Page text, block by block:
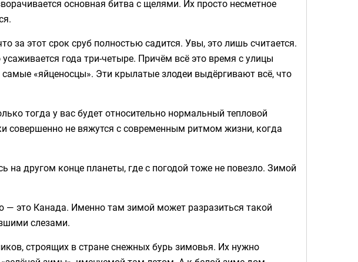
основная битва с щелями. Их просто несметное
за этот срок сруб полностью садится. Увы, это лишь считается.
года три-четыре. Причём всё это время с улицы
«яйценосцы». Эти крылатые злодеи выдёргивают всё, что
тогда у вас будет относительно нормальный тепловой
совершенно не вяжутся с современным ритмом жизни, когда
на другом конце планеты, где с погодой тоже не повезло. Зимой
— это Канада. Именно там зимой может разразиться такой
слезами.
строящих в стране снежных бурь зимовья. Их нужно